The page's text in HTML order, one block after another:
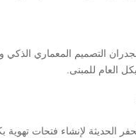
التصميم المعماري الذكي
العام للمبنى.
الحديثة لإنشاء فتحات تهوية